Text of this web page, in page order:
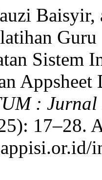
Baisyir,
Sistem
Appsheet
:
17–28.